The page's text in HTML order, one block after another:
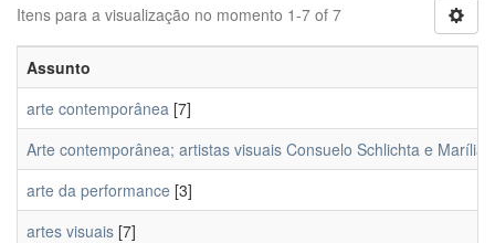
Itens para a visualização no momento 1-7 of 7
Assunto
arte contemporânea [7]
Arte contemporânea; artistas visuais Consuelo Schlichta e Marília
arte da performance [3]
artes visuais [7]